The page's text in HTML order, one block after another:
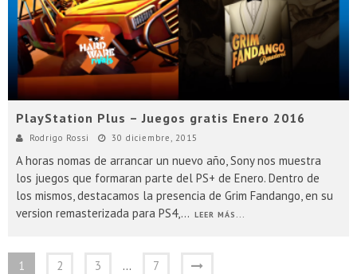
PlayStation Plus – Juegos gratis Enero 2016
Rodrigo Rossi 30 diciembre, 2015
A horas nomas de arrancar un nuevo año, Sony nos muestra
los juegos que formaran parte del PS+ de Enero. Dentro de
los mismos, destacamos la presencia de Grim Fandango, en su
version remasterizada para PS4,... LEER MÁS...
1 2 3 … 7